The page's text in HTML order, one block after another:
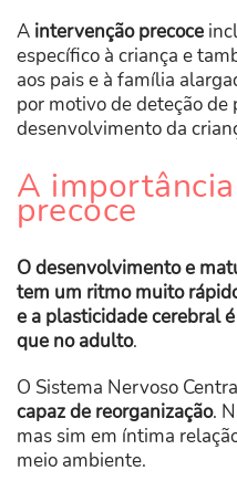
A intervenção precoce
específico à criança e
aos pais e à família
por motivo de deteção
desenvolvimento da
A
precoce
O desenvolvimento e
tem um ritmo muito
e a plasticidade cerebral
que no adulto.
O Sistema Nervoso
capaz de reorganização.
mas sim em íntima
meio ambiente.